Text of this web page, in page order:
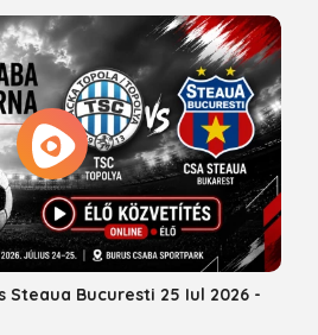
Steaua Bucuresti 25 Iul 2026 -